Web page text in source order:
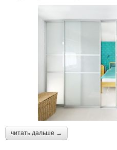
читать дальше →